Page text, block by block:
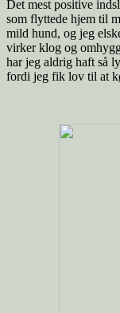
Det mest positive
som flyttede hjem til
mild hund, og jeg
virker klog og
har jeg aldrig haft så
fordi jeg fik lov til at